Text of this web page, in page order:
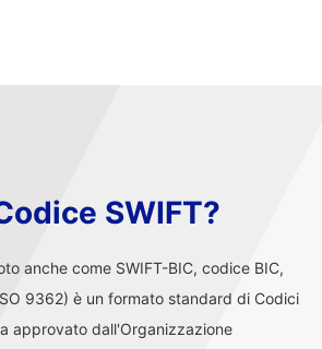
SWIFT?
anche come SWIFT-BIC, codice BIC,
9362) è un formato standard di Codici
approvato dall'Organizzazione